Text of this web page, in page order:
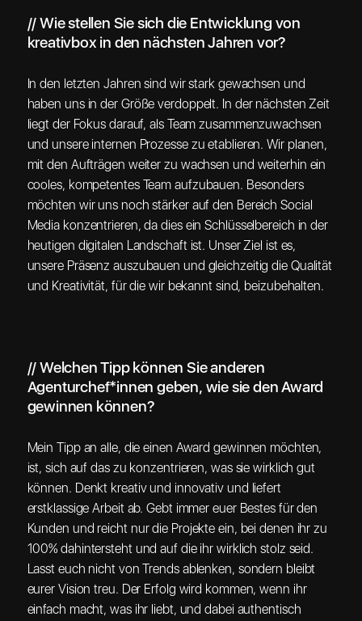
// Wie stellen Sie sich die Entwicklung von
kreativbox in den nächsten Jahren vor?
In den letzten Jahren sind wir stark gewachsen und
haben uns in der Größe verdoppelt. In der nächsten Zeit
liegt der Fokus darauf, als Team zusammenzuwachsen
und unsere internen Prozesse zu etablieren. Wir planen,
mit den Aufträgen weiter zu wachsen und weiterhin ein
cooles, kompetentes Team aufzubauen. Besonders
möchten wir uns noch stärker auf den Bereich Social
Media konzentrieren, da dies ein Schlüsselbereich in der
heutigen digitalen Landschaft ist. Unser Ziel ist es,
unsere Präsenz auszubauen und gleichzeitig die Qualität
und Kreativität, für die wir bekannt sind, beizubehalten.
// Welchen Tipp können Sie anderen
Agenturchef*innen geben, wie sie den Award
gewinnen können?
Mein Tipp an alle, die einen Award gewinnen möchten,
ist, sich auf das zu konzentrieren, was sie wirklich gut
können. Denkt kreativ und innovativ und liefert
erstklassige Arbeit ab. Gebt immer euer Bestes für den
Kunden und reicht nur die Projekte ein, bei denen ihr zu
100% dahintersteht und auf die ihr wirklich stolz seid.
Lasst euch nicht von Trends ablenken, sondern bleibt
eurer Vision treu. Der Erfolg wird kommen, wenn ihr
einfach macht, was ihr liebt, und dabei authentisch